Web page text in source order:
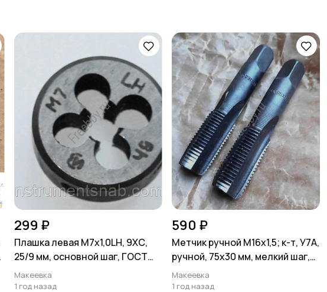
299 ₽
Плашка левая М7х1,0LH, 9ХС,
25/9 мм, основной шаг, ГОСТ
9740-71.
Макеевка
1 год назад
590 ₽
Метчик ручной М16х1,5; к-т, У7А,
ручной, 75х30 мм, мелкий шаг,
СССР.
Макеевка
1 год назад